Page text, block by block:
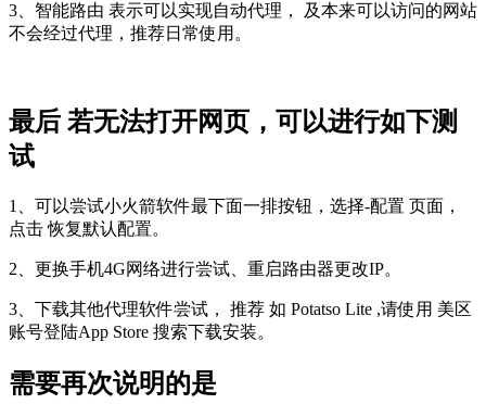
3、智能路由 表示可以实现自动代理， 及本来可以访问的网站
不会经过代理，推荐日常使用。
最后 若无法打开网页，可以进行如下测
试
1、可以尝试小火箭软件最下面一排按钮，选择-配置 页面，
点击 恢复默认配置。
2、更换手机4G网络进行尝试、重启路由器更改IP。
3、下载其他代理软件尝试， 推荐 如 Potatso Lite ,请使用 美区
账号登陆App Store 搜索下载安装。
需要再次说明的是